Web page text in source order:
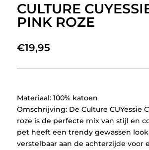
CULTURE
PINK ROZE
€19,95
Materiaal: 100% katoen
Omschrijving: De Culture CUYessie
roze is de perfecte mix van stijl en
pet heeft een trendy gewassen
verstelbaar aan de achterzijde voor